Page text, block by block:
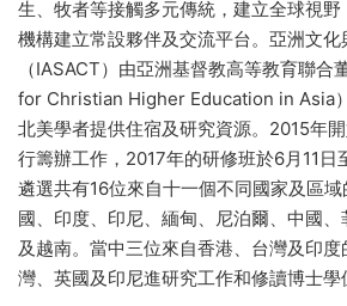
生、牧者等接觸多元傳統，建立全球視
機構建立常設夥伴及交流平台。亞洲文
（IASACT）由亞洲基督教高等教育聯
for Christian Higher Education in Asia
北美學者提供住宿及研究資源。2015年
行籌辦工作，2017年的研修班於6月11日
遴選共有16位來自十一個不同國家及區
國、印度、印尼、緬甸、尼泊爾、中國
及越南。當中三位來自香港、台灣及印
灣、英國及印尼進研究工作和修讀博士學